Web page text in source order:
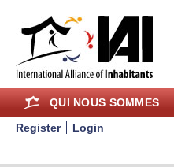
QUI NOUS SOMMES
Register
Login